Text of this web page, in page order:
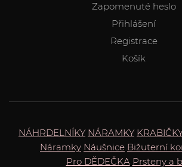
Zapomenuté heslo
Přihlášení
Registrace
Košík
NÁHRDELNÍKY NÁRAMKY
Náramky Náušnice Bižuterní
Pro DĚDEČKA Prsteny a